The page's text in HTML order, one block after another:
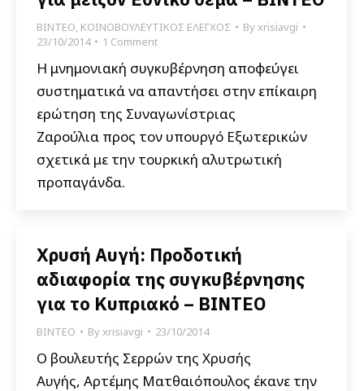
ΒΙΝΤΕΟ, ΚΟΙΝΟΒΟΥΛΕΥΤΙΚΟΣ ΕΛΕΓΧΟΣ Byxrisiavgi
23/10/2014
1 Comment
Η μνημονιακή συγκυβέρνηση αποφεύγει
συστηματικά να απαντήσει στην επίκαιρη
ερώτηση της Συναγωνίστριας
Ζαρούλια προς τον υπουργό Εξωτερικών
σχετικά με την τουρκική αλυτρωτική
προπαγάνδα.
Χρυσή Αυγή: Προδοτική
αδιαφορία της συγκυβέρνησης
για το Κυπριακό – ΒΙΝΤΕΟ
ΒΙΝΤΕΟ Byxrisiavgi 23/10/2014
Ο βουλευτής Σερρών της Χρυσής
Αυγής, Αρτέμης Ματθαιόπουλος έκανε την